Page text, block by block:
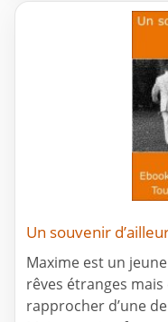
Un souvenir
Maxime est un
rêves étranges
rapprocher d’une